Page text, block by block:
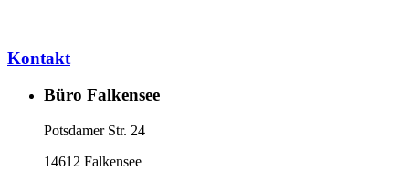
Kontakt
Büro Falkensee
Potsdamer Str. 24
14612 Falkensee